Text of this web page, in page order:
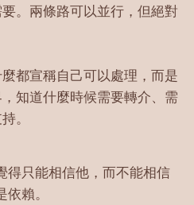
。兩條路可以並行，但絕對
都宣稱自己可以處理，而是
知道什麼時候需要轉介、需
。
得只能相信他，而不能相信
賴。